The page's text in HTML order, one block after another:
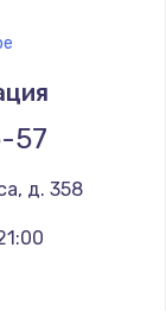
57
д. 358